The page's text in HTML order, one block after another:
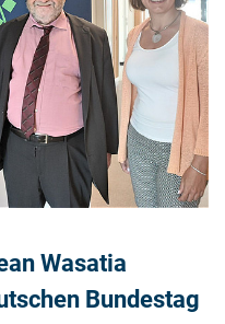
Wasatia
Bundestag